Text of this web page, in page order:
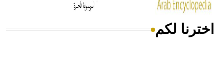
هل تعلم أن الأبسيد كلمة فرنسية اللفظ تم اعتمادها مصطلحاً
اخترنا لكم